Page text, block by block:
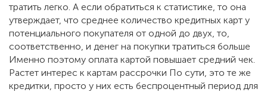
тратить легко. А если обратиться к статистике, то она
утверждает, что среднее количество кредитных карт у
потенциального покупателя от одной до двух, то,
соответственно, и денег на покупки тратиться больше
Именно поэтому оплата картой повышает средний чек.
Растет интерес к картам рассрочки По сути, это те же
кредитки, просто у них есть беспроцентный период для